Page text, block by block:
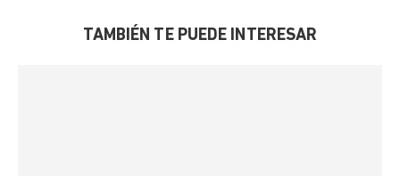
TAMBIÉN TE PUEDE INTERESAR